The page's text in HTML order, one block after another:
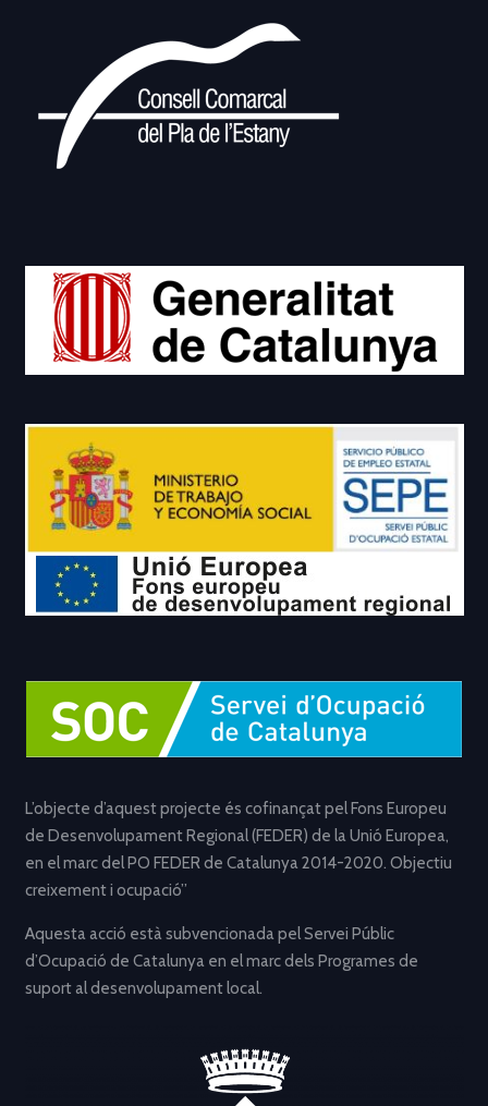
L’objecte d’aquest projecte és cofinançat pel Fons Europeu
de Desenvolupament Regional (FEDER) de la Unió Europea,
en el marc del PO FEDER de Catalunya 2014-2020. Objectiu
creixement i ocupació”
Aquesta acció està subvencionada pel Servei Públic
d’Ocupació de Catalunya en el marc dels Programes de
suport al desenvolupament local.